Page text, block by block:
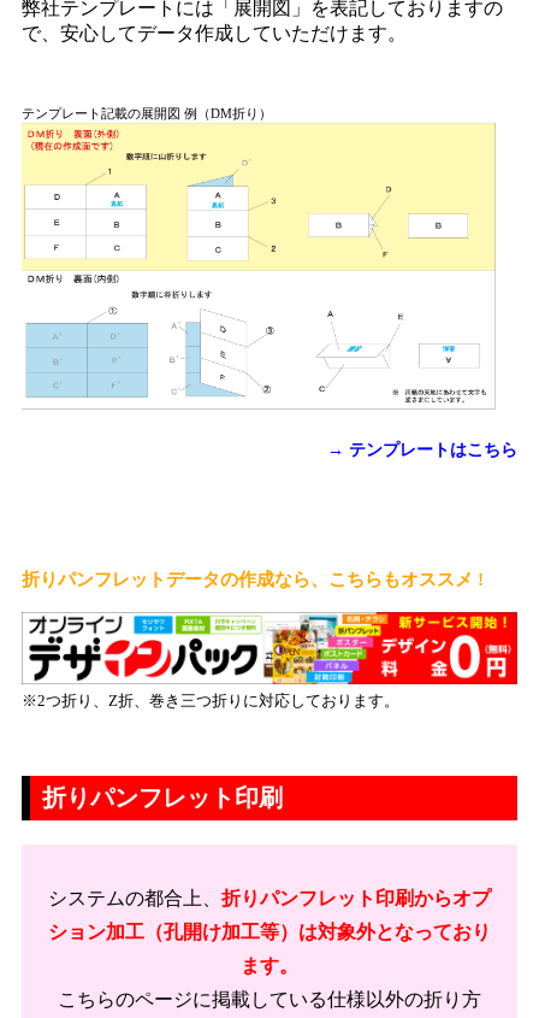
弊社テンプレートには「展開図」を表記しておりますの
で、安心してデータ作成していただけます。
テンプレート記載の展開図 例（DM折り）
→ テンプレートはこちら
折りパンフレットデータの作成なら、こちらもオススメ !
※2つ折り、Z折、巻き三つ折りに対応しております。
折りパンフレット印刷
システムの都合上、 折りパンフレット印刷からオプ
ション加工（孔開け加工等）は対象外となっており
ます。
こちらのページに掲載している仕様以外の折り方